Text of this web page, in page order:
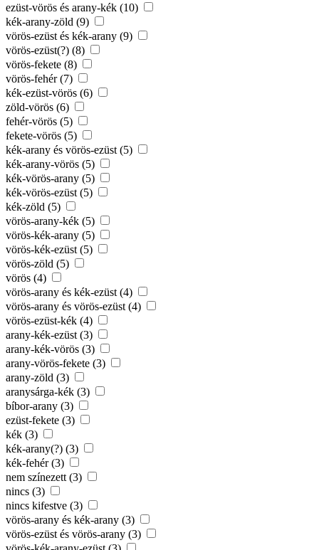
ezüst-vörös és arany-kék (10)
kék-arany-zöld (9)
vörös-ezüst és kék-arany (9)
vörös-ezüst(?) (8)
vörös-fekete (8)
vörös-fehér (7)
kék-ezüst-vörös (6)
zöld-vörös (6)
fehér-vörös (5)
fekete-vörös (5)
kék-arany és vörös-ezüst (5)
kék-arany-vörös (5)
kék-vörös-arany (5)
kék-vörös-ezüst (5)
kék-zöld (5)
vörös-arany-kék (5)
vörös-kék-arany (5)
vörös-kék-ezüst (5)
vörös-zöld (5)
vörös (4)
vörös-arany és kék-ezüst (4)
vörös-arany és vörös-ezüst (4)
vörös-ezüst-kék (4)
arany-kék-ezüst (3)
arany-kék-vörös (3)
arany-vörös-fekete (3)
arany-zöld (3)
aranysárga-kék (3)
bíbor-arany (3)
ezüst-fekete (3)
kék (3)
kék-arany(?) (3)
kék-fehér (3)
nem színezett (3)
nincs (3)
nincs kifestve (3)
vörös-arany és kék-arany (3)
vörös-ezüst és vörös-arany (3)